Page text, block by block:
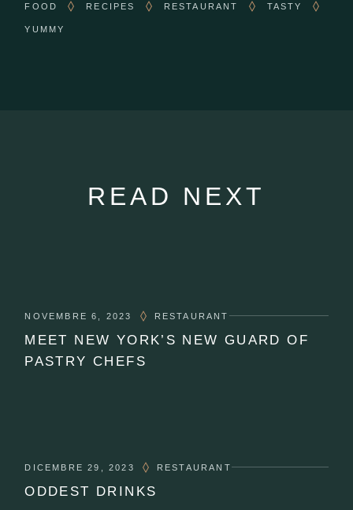
FOOD RECIPES RESTAURANT TASTY
YUMMY
READ NEXT
NOVEMBRE 6, 2023 RESTAURANT
MEET NEW YORK’S NEW GUARD OF
PASTRY CHEFS
DICEMBRE 29, 2023 RESTAURANT
ODDEST DRINKS